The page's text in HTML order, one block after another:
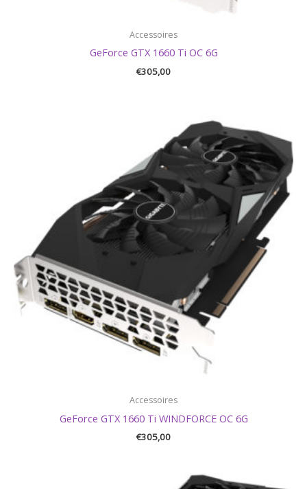
Accessoires
GeForce GTX 1660 Ti OC 6G
€305,00
Accessoires
GeForce GTX 1660 Ti WINDFORCE OC 6G
€305,00